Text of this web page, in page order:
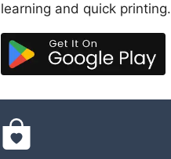
learning and quick printing.